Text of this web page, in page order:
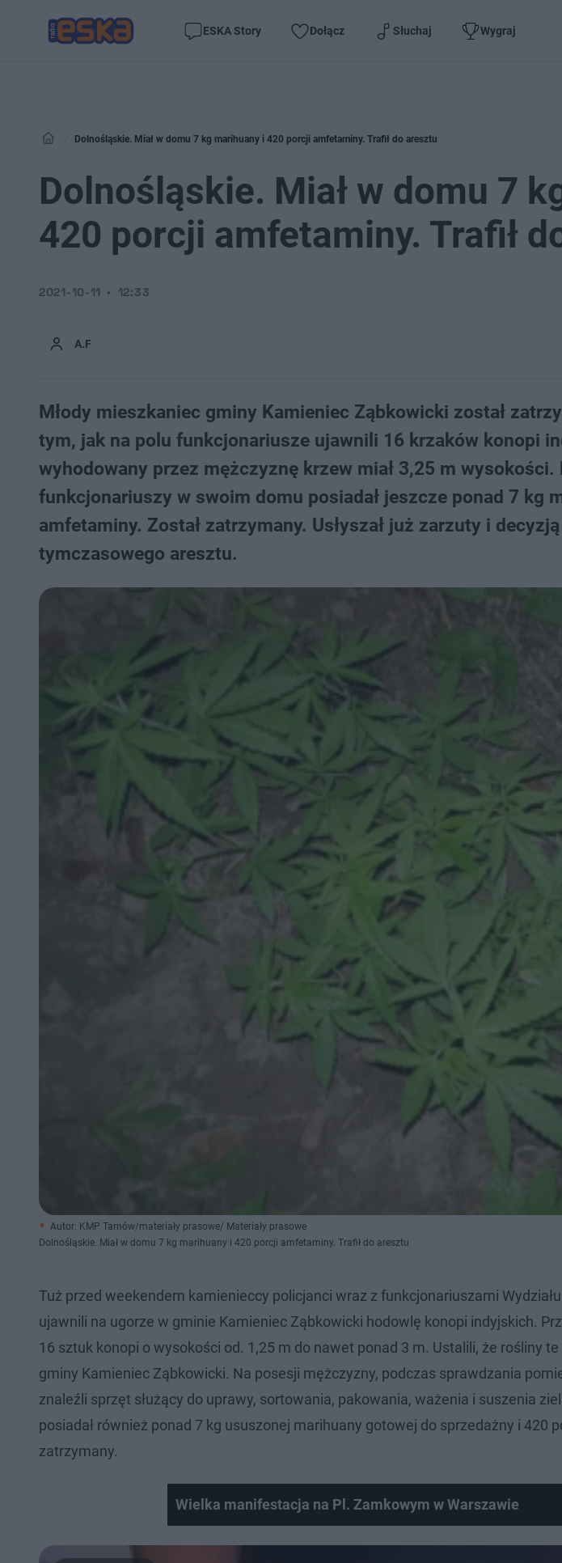
ESKA Story Dołącz Słuchaj Wygraj
Dolnośląskie. Miał w domu 7 kg marihuany i 420 porcji amfetaminy. Trafił do aresztu
Dolnośląskie. Miał w domu 7
420 porcji amfetaminy. Trafił
A.F
2021-10-11 12:33
Młody mieszkaniec gminy Kamieniec Ząbkowicki został
tym, jak na polu funkcjonariusze ujawnili 16 krzaków konopi
wyhodowany przez mężczyznę krzew miał 3,25 m wysokości.
funkcjonariuszy w swoim domu posiadał jeszcze ponad 7 kg
amfetaminy. Został zatrzymany. Usłyszał już zarzuty i
tymczasowego aresztu.
Autor: KMP Tarnów/materiały prasowe/ Materiały prasowe
Dolnośląskie. Miał w domu 7 kg marihuany i 420 porcji amfetaminy. Trafił do aresztu
Tuż przed weekendem kamienieccy policjanci wraz z funkcjonariuszami
ujawnili na ugorze w gminie Kamieniec Ząbkowicki hodowlę konopi indyjskich.
16 sztuk konopi o wysokości od. 1,25 m do nawet ponad 3 m. Ustalili, że rośliny
gminy Kamieniec Ząbkowicki. Na posesji mężczyzny, podczas sprawdzania
znaleźli sprzęt służący do uprawy, sortowania, pakowania, ważenia i suszenia
posiadał również ponad 7 kg ususzonej marihuany gotowej do sprzedażny i 420
zatrzymany.
Wielka manifestacja na Pl. Zamkowym w Warszawie